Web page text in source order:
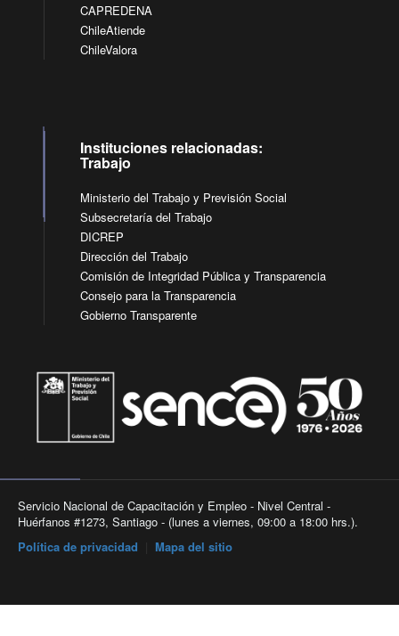
CAPREDENA
ChileAtiende
ChileValora
Instituciones relacionadas:
Trabajo
Ministerio del Trabajo y Previsión Social
Subsecretaría del Trabajo
DICREP
Dirección del Trabajo
Comisión de Integridad Pública y Transparencia
Consejo para la Transparencia
Gobierno Transparente
Servicio Nacional de Capacitación y Empleo - Nivel Central -
Huérfanos #1273, Santiago - (lunes a viernes, 09:00 a 18:00 hrs.).
Política de privacidad
Mapa del sitio